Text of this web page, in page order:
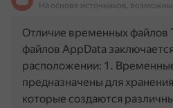
На основе источников,
Отличие временных файлов
файлов AppData
расположении: 1.
предназначены для
которые создаются